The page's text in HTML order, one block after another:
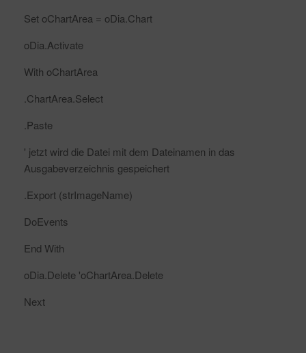
Set oChartArea = oDia.Chart
oDia.Activate
With oChartArea
.ChartArea.Select
.Paste
' jetzt wird die Datei mit dem Dateinamen in das
Ausgabeverzeichnis gespeichert
.Export (strImageName)
DoEvents
End With
oDia.Delete 'oChartArea.Delete
Next